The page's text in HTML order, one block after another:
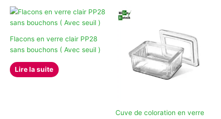
Flacons en verre clair PP28
sans bouchons ( Avec seuil )
Lire la suite
Cuve de coloration en verre